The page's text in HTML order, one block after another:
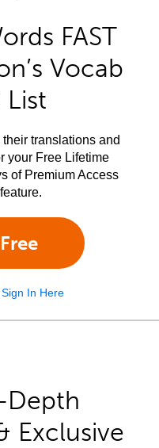
FAST
Vocab
List
translations and
your Free Lifetime
of Premium Access
Sign In Here
Depth
Exclusive